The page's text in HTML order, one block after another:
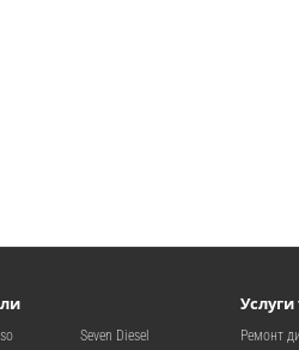
Seven Diesel Ремонт